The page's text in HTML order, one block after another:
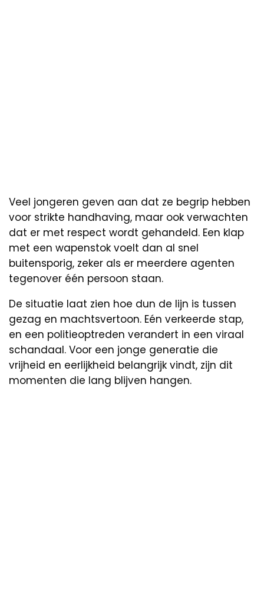
Veel jongeren geven aan dat ze begrip hebben
voor strikte handhaving, maar ook verwachten
dat er met respect wordt gehandeld. Een klap
met een wapenstok voelt dan al snel
buitensporig, zeker als er meerdere agenten
tegenover één persoon staan.
De situatie laat zien hoe dun de lijn is tussen
gezag en machtsvertoon. Eén verkeerde stap,
en een politieoptreden verandert in een viraal
schandaal. Voor een jonge generatie die
vrijheid en eerlijkheid belangrijk vindt, zijn dit
momenten die lang blijven hangen.